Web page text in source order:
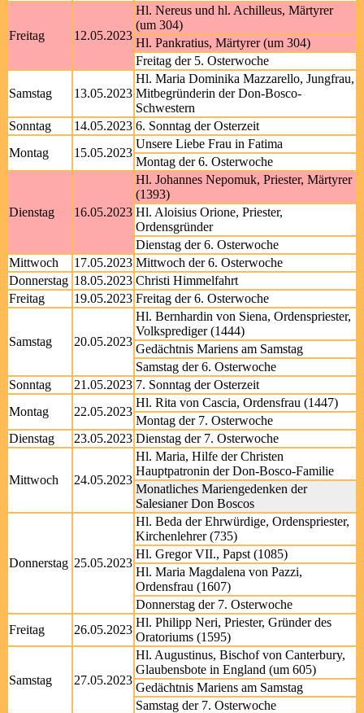
Freitag 12.05.2023
Hl. Nereus und hl. Achilleus, Märtyrer
(um 304)
Hl. Pankratius, Märtyrer (um 304)
Freitag der 5. Osterwoche
Samstag 13.05.2023
Hl. Maria Dominika Mazzarello, Jungfrau,
Mitbegründerin der Don-Bosco-
Schwestern
Sonntag
14.05.2023 6. Sonntag der Osterzeit
Montag
15.05.2023
Unsere Liebe Frau in Fatima
Montag der 6. Osterwoche
Dienstag 16.05.2023
Hl. Johannes Nepomuk, Priester, Märtyrer
(1393)
Hl. Aloisius Orione, Priester,
Ordensgründer
Dienstag der 6. Osterwoche
Mittwoch
17.05.2023 Mittwoch der 6. Osterwoche
Donnerstag 18.05.2023 Christi Himmelfahrt
Freitag
19.05.2023 Freitag der 6. Osterwoche
Samstag 20.05.2023
Hl. Bernhardin von Siena, Ordenspriester,
Volksprediger (1444)
Gedächtnis Mariens am Samstag
Samstag der 6. Osterwoche
Sonntag
21.05.2023 7. Sonntag der Osterzeit
Montag
22.05.2023
Hl. Rita von Cascia, Ordensfrau (1447)
Montag der 7. Osterwoche
Dienstag
23.05.2023 Dienstag der 7. Osterwoche
Mittwoch 24.05.2023
Hl. Maria, Hilfe der Christen
Hauptpatronin der Don-Bosco-Familie
Monatliches Mariengedenken der
Salesianer Don Boscos
Donnerstag 25.05.2023
Hl. Beda der Ehrwürdige, Ordenspriester,
Kirchenlehrer (735)
Hl. Gregor VII., Papst (1085)
Hl. Maria Magdalena von Pazzi,
Ordensfrau (1607)
Donnerstag der 7. Osterwoche
Freitag
26.05.2023
Hl. Philipp Neri, Priester, Gründer des
Oratoriums (1595)
Samstag 27.05.2023
Hl. Augustinus, Bischof von Canterbury,
Glaubensbote in England (um 605)
Gedächtnis Mariens am Samstag
Samstag der 7. Osterwoche